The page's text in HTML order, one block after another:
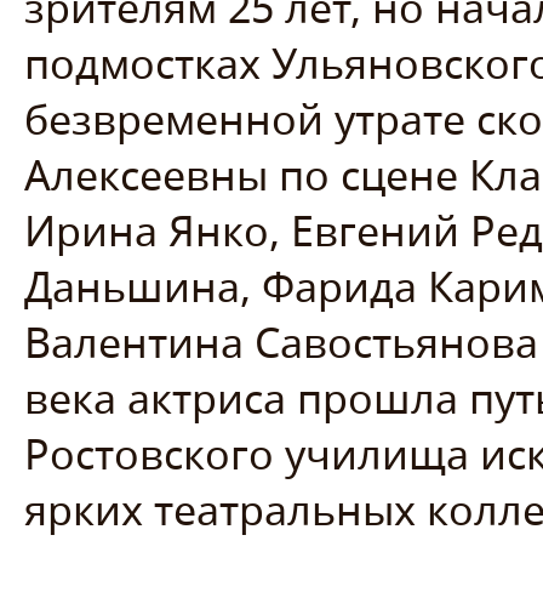
подмостках
безвременной утрате
Алексеевны по сцене
Ирина Янко, Евгений
Даньшина, Фарида
Валентина
века актриса прошла
Ростовского училища
ярких театральных